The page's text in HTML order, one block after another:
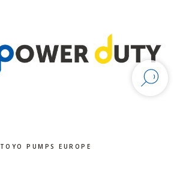
TOYO PUMPS EUROPE